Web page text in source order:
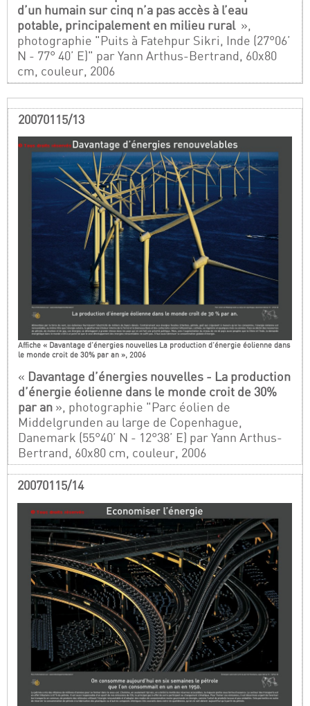
d’un humain sur cinq n’a pas accès à l’eau
potable, principalement en milieu rural »,
photographie "Puits à Fatehpur Sikri, Inde (27°06’
N - 77° 40’ E)" par Yann Arthus-Bertrand, 60x80
cm, couleur, 2006
20070115/13
Affiche « Davantage d’énergies nouvelles La production d’énergie éolienne dans
le monde croit de 30% par an », 2006
« Davantage d’énergies nouvelles - La production
d’énergie éolienne dans le monde croit de 30%
par an », photographie "Parc éolien de
Middelgrunden au large de Copenhague,
Danemark (55°40’ N - 12°38’ E) par Yann Arthus-
Bertrand, 60x80 cm, couleur, 2006
20070115/14